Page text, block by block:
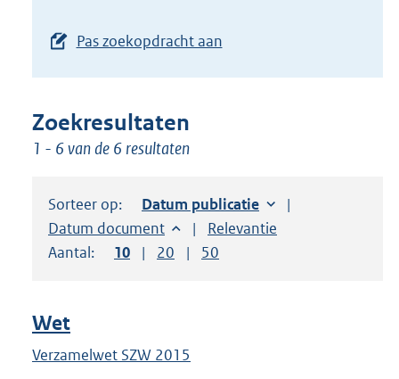
beneden
toets
om
te
krijgen
de
suggesties.
Druk
om
keuze
Pas zoekopdracht aan
Zoekresultaten
1 - 6 van de 6 resultaten
Sorteer op: Sorteer op:
Datum publicatie
Sorteer op:
Datum document Sorteer op:
Relevantie
Aantal:
Toon
10 resultaten per pagina
Toon
20 resultaten per pagina
Toon
50
Wet
Verzamelwet SZW 2015